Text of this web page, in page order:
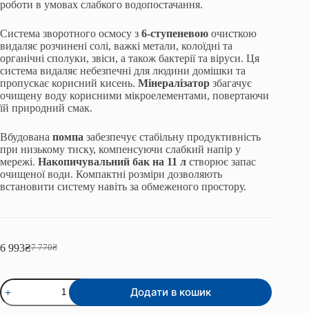
роботи в умовах слабкого водопостачання.
Система зворотного осмосу з 6-ступеневою очисткою
видаляє розчинені солі, важкі метали, колоїдні та
органічні сполуки, звіси, а також бактерії та віруси. Ця
система видаляє небезпечні для людини домішки та
пропускає корисний кисень. Мінералізатор збагачує
очищену воду корисними мікроелементами, повертаючи
їй природний смак.
Вбудована помпа забезпечує стабільну продуктивність
при низькому тиску, компенсуючи слабкий напір у
мережі. Накопичувальний бак на 11 л створює запас
очищеної води. Компактні розміри дозволяють
встановити систему навіть за обмеженого простору.
7 770₴
Оригінальна
7
6 993₴Поточна
6
Система
зворотного
осмосу
Додати в кошик